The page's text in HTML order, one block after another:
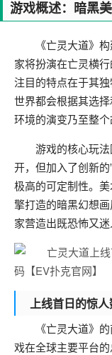
游戏概述：暗黑
《亡灵大道》
家将扮演在亡灵横
注目的特点在于其
世界都会根据其选
环境的演变乃至整个
游戏的核心玩
开，但加入了创新
极高的可定制性。
擎打造的暗黑幻想
家营造出既恐怖又迷
上线首日的惊
《亡灵大道》
戏在全球主要平台